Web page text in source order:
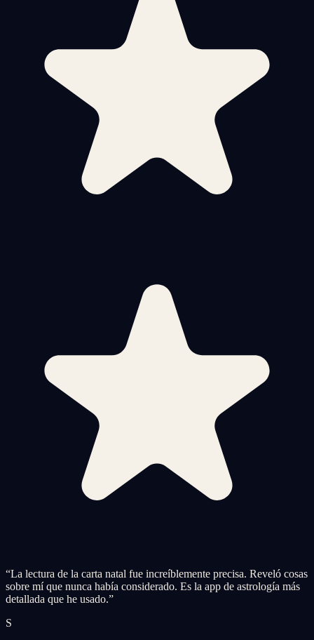
“La lectura de la carta natal fue increíblemente precisa. Reveló cosas
sobre mí que nunca había considerado. Es la app de astrología más
detallada que he usado.”
S